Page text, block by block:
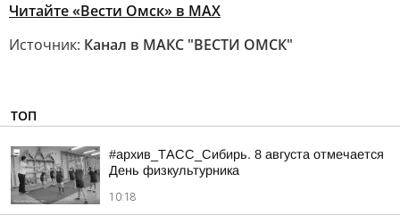
Читайте «Вести Омск» в MAX
Источник: Канал в МАКС "ВЕСТИ ОМСК"
ТОП
#архив_ТАСС_Сибирь. 8 августа отмечается
День физкультурника
10:18